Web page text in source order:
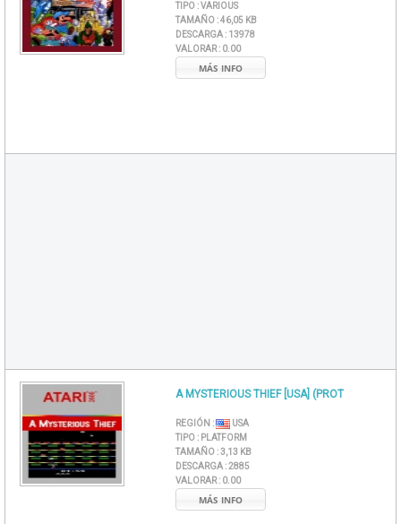
TIPO :VARIOUS
TAMAÑO :46,05 KB
DESCARGA : 13978
VALORAR : 0.00
MÁS INFO
A MYSTERIOUS THIEF [USA] (PROT
REGIÓN :
USA
TIPO : PLATFORM
TAMAÑO :3,13 KB
DESCARGA :2885
VALORAR : 0.00
MÁS INFO